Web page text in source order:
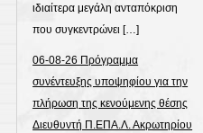
ιδιαίτερα μεγάλη ανταπόκριση
που συγκεντρώνει […]
06-08-26 Πρόγραμμα
συνέντευξης υποψηφίου για την
πλήρωση της κενούμενης θέσης
Διευθυντή Π.ΕΠΑ.Λ. Ακρωτηρίου